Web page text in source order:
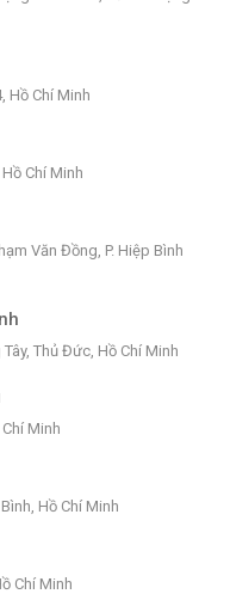
Hồ Chí Minh
Chí Minh
Văn Đồng, P. Hiệp Bình
Thủ Đức, Hồ Chí Minh
Minh
Hồ Chí Minh
Chí Minh